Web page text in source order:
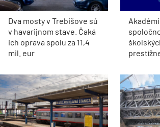
Dva mosty v Trebišove sú
v havarijnom stave. Čaká
ich oprava spolu za 11,4
mil. eur